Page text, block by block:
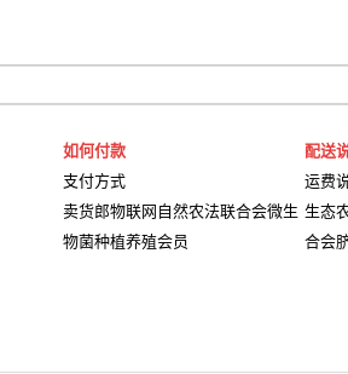
如何付款
支付方式
卖货郎物联网自然农法联合会微生
物菌种植养殖会员
配送
运费
生态
合会